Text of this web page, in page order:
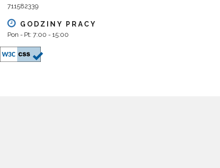
711582339
GODZINY PRACY
Pon - Pt: 7:00 - 15:00